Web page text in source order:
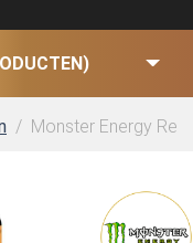
Monster Energy